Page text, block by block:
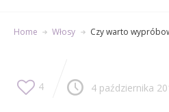
Home Włosy Czy warto
4 4 października